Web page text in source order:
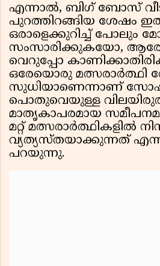
എന്നാൽ, ബിഗ് ബോസ്
പുറത്തിറങ്ങിയ ശേഷം
ഒരാളെക്കുറിച്ച് പോലും
സംസാരിക്കുകയോ,
വെറുപ്പോ
ഒരേയൊരു മത്സരാർത്ഥി
സുധിയാണെന്നാണ്
പൊതുവെയുള്ള
മാതൃകാപരമായ
മറ്റ് മത്സരാർത്ഥികളിൽ
വ്യത്യസ്തയാക്കുന്നത്
പറയുന്നു.